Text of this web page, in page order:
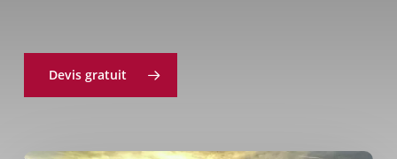
Devis gratuit